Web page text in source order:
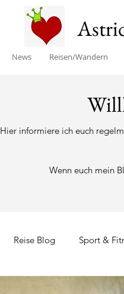
News Reisen/Wandern
Hier informiere ich euch
Wenn euch mein
Reise Blog Sport &